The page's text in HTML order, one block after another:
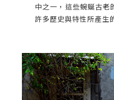
中之一，這些蜿蜒古老
許多歷史與特性所產生